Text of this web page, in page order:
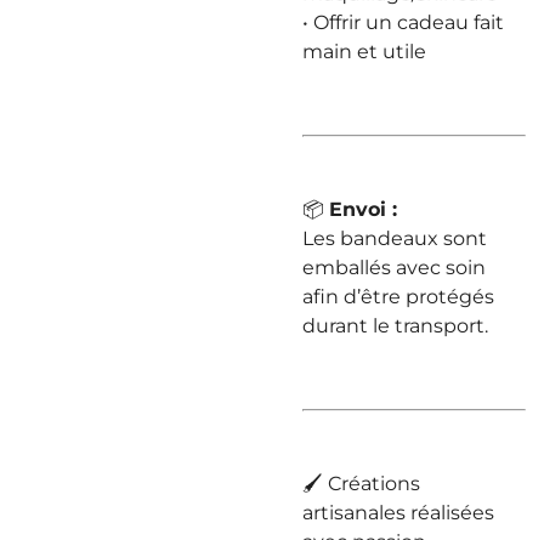
• Offrir un cadeau fait
main et utile
📦 Envoi :
Les bandeaux sont
emballés avec soin
afin d’être protégés
durant le transport.
🖌️ Créations
artisanales réalisées